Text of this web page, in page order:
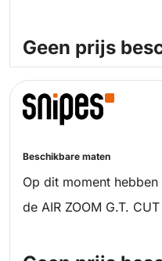
Geen prijs
Beschikbare maten
Op dit moment
de AIR ZOOM G.T.